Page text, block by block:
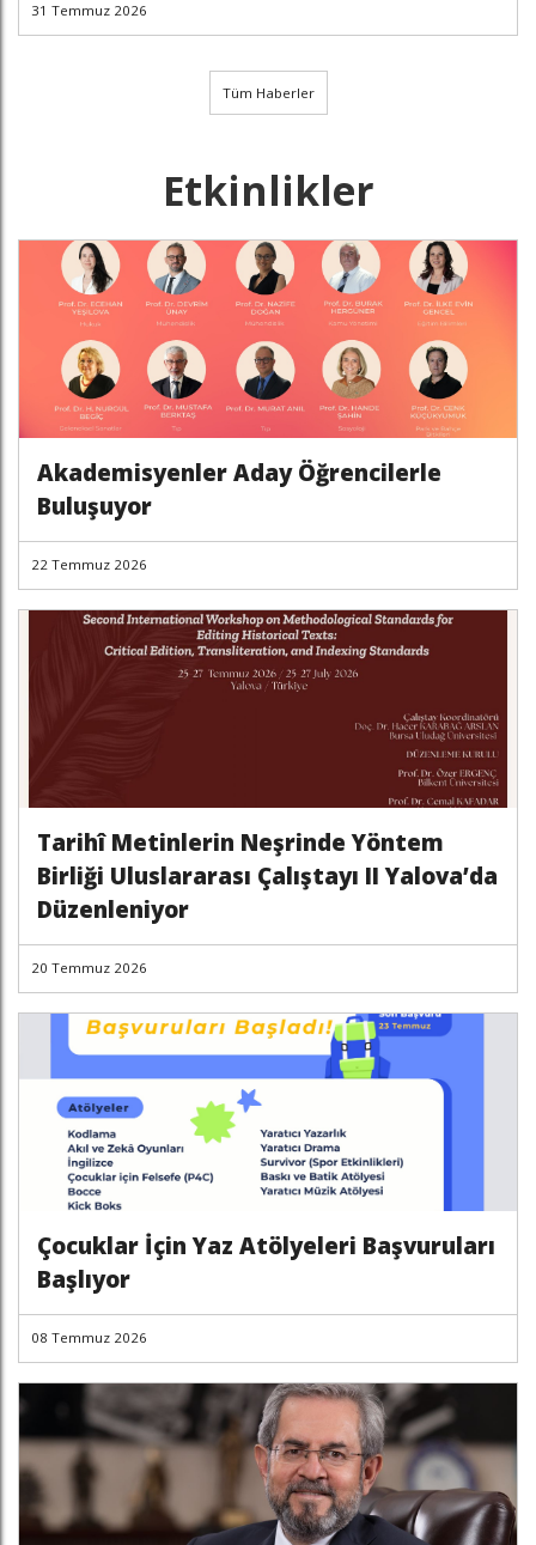
31 Temmuz 2026
Tüm Haberler
Etkinlikler
Akademisyenler Aday Öğrencilerle
Buluşuyor
22 Temmuz 2026
Tarihî Metinlerin Neşrinde Yöntem
Birliği Uluslararası Çalıştayı II Yalova’da
Düzenleniyor
20 Temmuz 2026
Çocuklar İçin Yaz Atölyeleri Başvuruları
Başlıyor
08 Temmuz 2026